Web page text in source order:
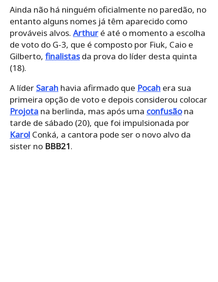
Ainda não há ninguém oficialmente no paredão, no
entanto alguns nomes já têm aparecido como
prováveis alvos. Arthur é até o momento a escolha
de voto do G-3, que é composto por Fiuk, Caio e
Gilberto, finalistasda prova do líder desta quinta
(18).
A líder Sarah havia afirmado que Pocah era sua
primeira opção de voto e depois considerou colocar
Projota na berlinda, mas após uma confusãona
tarde de sábado (20), que foi impulsionada por
Karol Conká, a cantora pode ser o novo alvo da
sister no BBB21.